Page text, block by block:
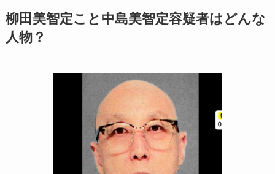
柳田美智定こと中島美智定容疑者はどんな
人物？